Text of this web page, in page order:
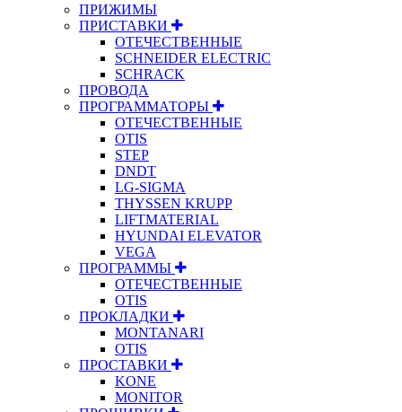
ПРИЖИМЫ
ПРИСТАВКИ
ОТЕЧЕСТВЕННЫЕ
SCHNEIDER ELECTRIC
SCHRACK
ПРОВОДА
ПРОГРАММАТОРЫ
ОТЕЧЕСТВЕННЫЕ
OTIS
STEP
DNDT
LG-SIGMA
THYSSEN KRUPP
LIFTMATERIAL
HYUNDAI ELEVATOR
VEGA
ПРОГРАММЫ
ОТЕЧЕСТВЕННЫЕ
OTIS
ПРОКЛАДКИ
MONTANARI
OTIS
ПРОСТАВКИ
KONE
MONITOR